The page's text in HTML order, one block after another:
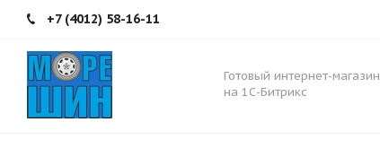
+7 (4012) 58-16-11
Готовый интернет-магазин
на 1С-Битрикс